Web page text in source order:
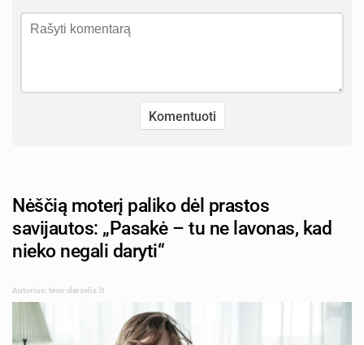
Nėščią moterį paliko dėl prastos
savijautos: „Pasakė – tu ne lavonas, kad
nieko negali daryti“
Autorius: tevu-darzelis.lt